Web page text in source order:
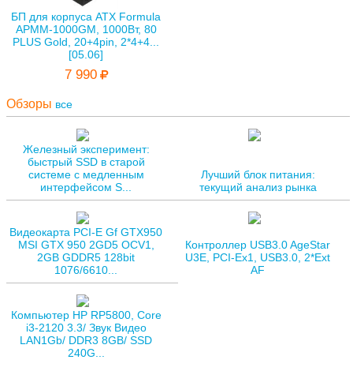
БП для корпуса ATX Formula
APMM-1000GM, 1000Вт, 80
PLUS Gold, 20+4pin, 2*4+4...
[05.06]
7 990
Обзоры все
Железный эксперимент:
быстрый SSD в старой
системе с медленным
интерфейсом S...
Лучший блок питания:
текущий анализ рынка
Видеокарта PCI-E Gf GTX950
MSI GTX 950 2GD5 OCV1,
2GB GDDR5 128bit
1076/6610...
Контроллер USB3.0 AgeStar
U3E, PCI-Ex1, USB3.0, 2*Ext
AF
Компьютер HP RP5800, Core
i3-2120 3.3/ Звук Видео
LAN1Gb/ DDR3 8GB/ SSD
240G...